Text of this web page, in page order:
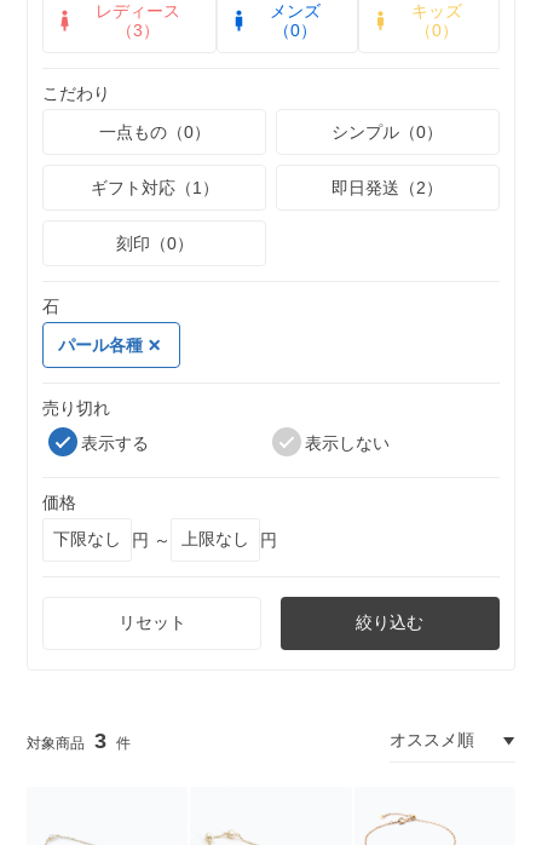
レディース
（3）
メンズ
（0）
キッズ
（0）
こだわり
一点もの（0）
シンプル（0）
ギフト対応（1） 即日発送（2）
刻印（0）
石
パール各種
売り切れ
表示する
表示しない
価格
円 ～
円
リセット 絞り込む
3